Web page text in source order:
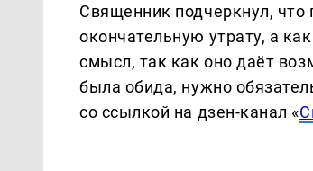
Священник подчеркнул, что
окончательную утрату, а
смысл, так как оно даёт
была обида, нужно
со ссылкой на дзен-канал «